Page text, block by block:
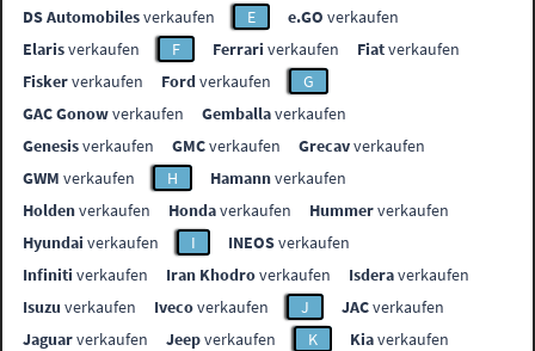
DS Automobilesverkaufen E e.GO verkaufen
Elarisverkaufen F Ferrari verkaufen Fiatverkaufen
Fiskerverkaufen Fordverkaufen
G
GAC Gonowverkaufen Gemballaverkaufen
Genesisverkaufen GMCverkaufen Grecavverkaufen
GWM verkaufen H Hamannverkaufen
Holdenverkaufen Hondaverkaufen Hummerverkaufen
Hyundai verkaufen I INEOSverkaufen
Infiniti verkaufen Iran Khodroverkaufen Isderaverkaufen
Isuzu verkaufen Ivecoverkaufen J JACverkaufen
Jaguarverkaufen Jeepverkaufen K Kiaverkaufen